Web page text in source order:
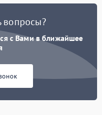
₽ Подробнее →
вопросы?
с Вами в ближайшее